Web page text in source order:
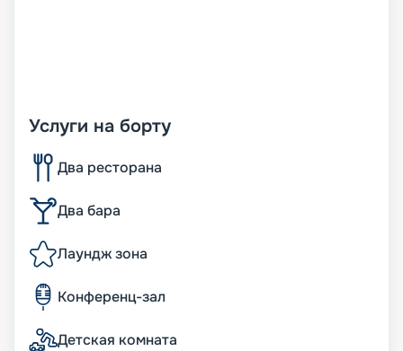
Услуги на борту
Два ресторана
Два бара
Лаундж зона
Конференц-зал
Детская комната